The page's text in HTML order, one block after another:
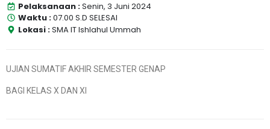
Pelaksanaan :Senin, 3 Juni 2024
Waktu :07.00 S.D SELESAI
Lokasi :SMA IT Ishlahul Ummah
UJIAN SUMATIF AKHIR SEMESTER GENAP
BAGI KELAS X DAN XI